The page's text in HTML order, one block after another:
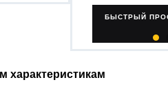
БЫСТРЫЙ
характеристикам